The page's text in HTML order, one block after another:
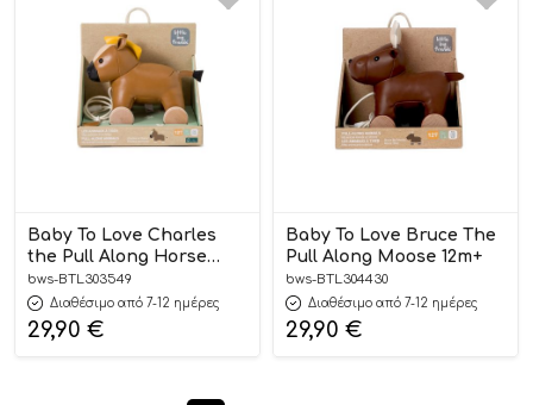
Baby To Love Charles
the Pull Along Horse
12m+
bws-BTL303549
Διαθέσιμο από 7-12 ημέρες
29,90 €
Baby To Love Bruce The
Pull Along Moose 12m+
bws-BTL304430
Διαθέσιμο από 7-12 ημέρες
29,90 €